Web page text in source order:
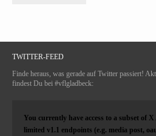
TWITTER-FEED
Finde heraus, was gerade auf Twitter passiert!
findest Du bei #vflgladbeck:
You currently have access to a subset of
limited v1.1 endpoints (e.g. media post,